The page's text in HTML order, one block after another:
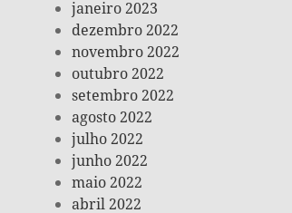
janeiro 2023
dezembro 2022
novembro 2022
outubro 2022
setembro 2022
agosto 2022
julho 2022
junho 2022
maio 2022
abril 2022